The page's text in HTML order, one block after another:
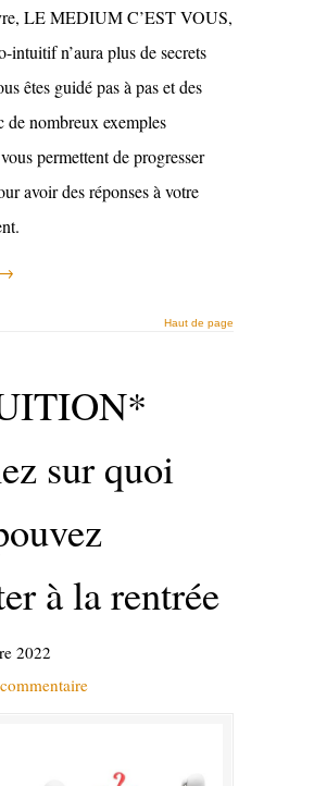
LE MEDIUM C’EST VOUS,
intuitif n’aura plus de secrets
êtes guidé pas à pas et des
de nombreux exemples
permettent de progresser
avoir des réponses à votre
Haut de page
sur quoi
à la rentrée
2022